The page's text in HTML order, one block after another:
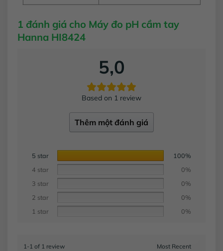
1 đánh giá cho Máy đo pH cầm tay
Hanna HI8424
5,0
Based on 1 review
Thêm một đánh giá
5 star
100%
4 star
0%
3 star
0%
2 star
0%
1 star
0%
1-1 of 1 review